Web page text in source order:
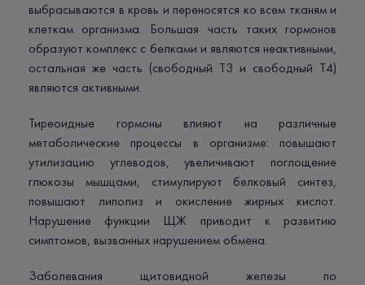
выбрасываются в кровь и переносятся ко всем тканям и
клеткам организма. Большая часть таких гормонов
образуют комплекс с белками и являются неактивными,
остальная же часть (свободный Т3 и свободный Т4)
являются активными.
Тиреоидные гормоны влияют на различные
метаболические процессы в организме: повышают
утилизацию углеводов, увеличивают поглощение
глюкозы мышцами, стимулируют белковый синтез,
повышают липолиз и окисление жирных кислот.
Нарушение функции ЩЖ приводит к развитию
симптомов, вызванных нарушением обмена.
Заболевания щитовидной железы по